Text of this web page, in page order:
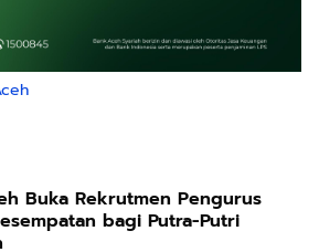
Buka Rekrutmen Pengurus
bagi Putra-Putri